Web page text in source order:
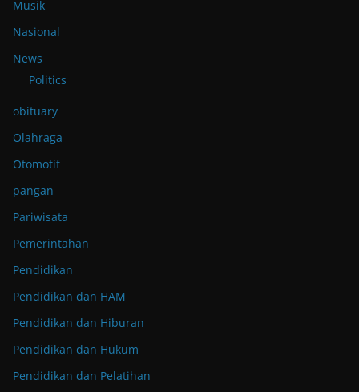
Musik
Nasional
News
Politics
obituary
Olahraga
Otomotif
pangan
Pariwisata
Pemerintahan
Pendidikan
Pendidikan dan HAM
Pendidikan dan Hiburan
Pendidikan dan Hukum
Pendidikan dan Pelatihan